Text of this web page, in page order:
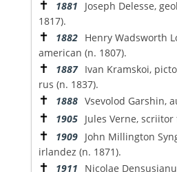
✝ 1881
Joseph Delesse,
1817).
✝ 1882 Henry Wadsworth
american (n. 1807).
✝ 1887 Ivan Kramskoi,
rus (n. 1837).
✝ 1888 Vsevolod Garshin,
✝ 1905 Jules Verne,
✝ 1909 John Millington
irlandez (n. 1871).
✝ 1911
Nicolae